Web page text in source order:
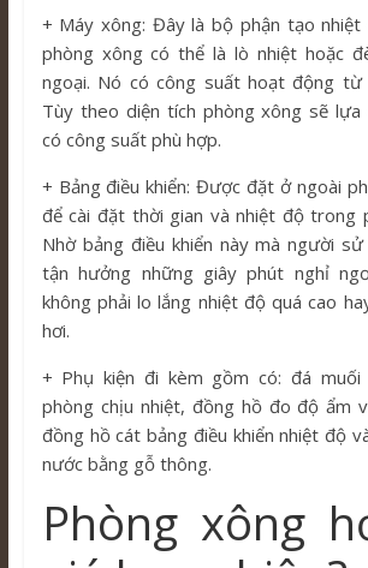
+ Máy xông: Đây là bộ phận tạo
phòng xông có thể là lò nhiệt hoặc
ngoại. Nó có công suất hoạt động
Tùy theo diện tích phòng xông sẽ lựa
có công suất phù hợp.
+ Bảng điều khiển: Được đặt ở ngoài
để cài đặt thời gian và nhiệt độ trong
Nhờ bảng điều khiển này mà người
tận hưởng những giây phút nghỉ
không phải lo lắng nhiệt độ quá cao
hơi.
+ Phụ kiện đi kèm gồm có: đá muối
phòng chịu nhiệt, đồng hồ đo độ ẩm
đồng hồ cát bảng điều khiển nhiệt độ
nước bằng gỗ thông.
Phòng xông